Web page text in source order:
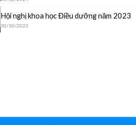
Hội nghị khoa học Điều dưỡng năm 2023
30/10/2023